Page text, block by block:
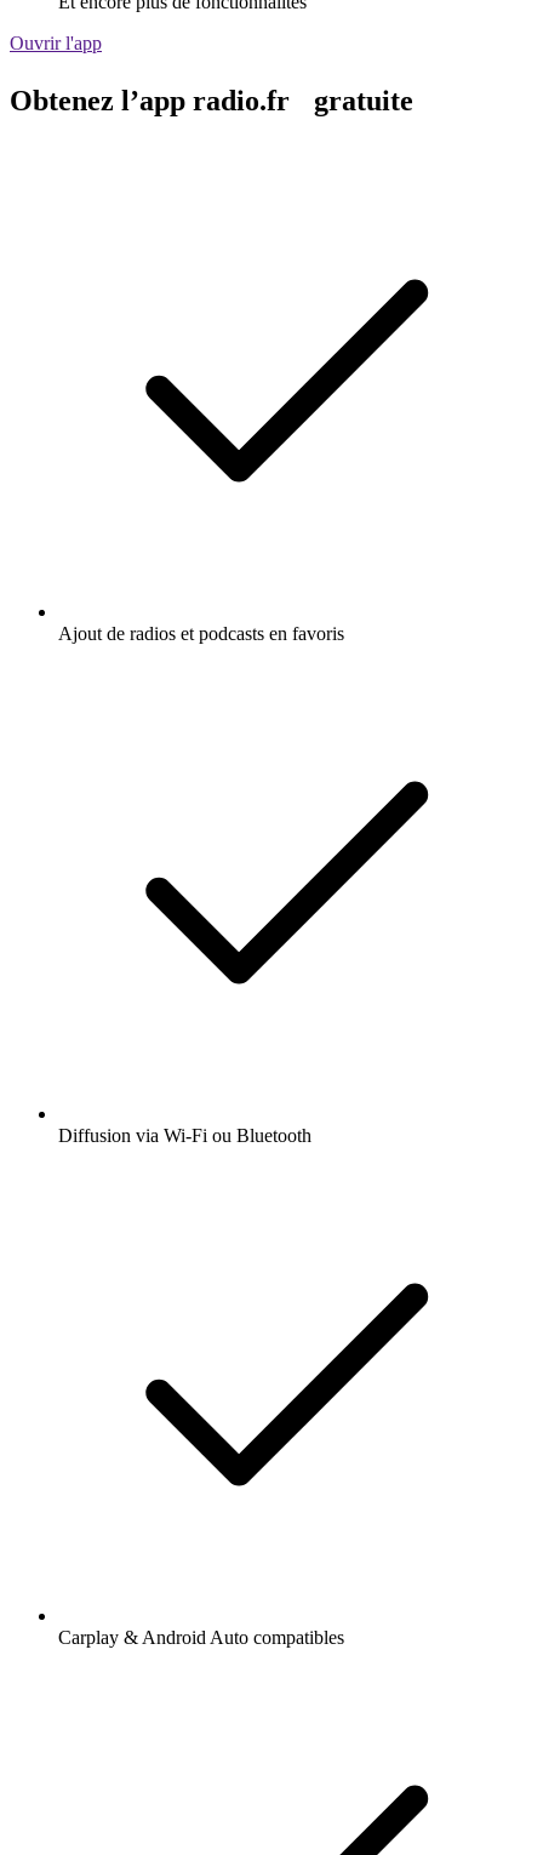
Ouvrir l'app
Obtenez l’app radio.fr gratuite
Ajout de radios et podcasts en favoris
Diffusion via Wi-Fi ou Bluetooth
Carplay & Android Auto compatibles